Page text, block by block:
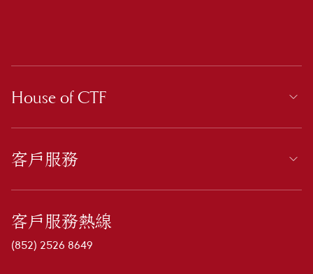
House of CTF
客戶服務
客戶服務熱線
(852) 2526 8649